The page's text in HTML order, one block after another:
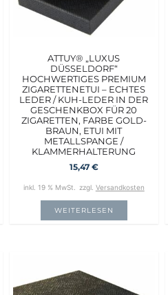
ATTUY® „LUXUS
DÜSSELDORF“
HOCHWERTIGES PREMIUM
ZIGARETTENETUI – ECHTES
LEDER / KUH-LEDER IN DER
GESCHENKBOX FÜR 20
ZIGARETTEN, FARBE GOLD-
BRAUN, ETUI MIT
METALLSPANGE /
KLAMMERHALTERUNG
15,47 €
inkl. 19 % MwSt. zzgl. Versandkosten
WEITERLESEN